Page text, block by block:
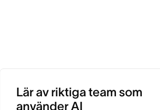
Lär av riktiga team som
använder AI